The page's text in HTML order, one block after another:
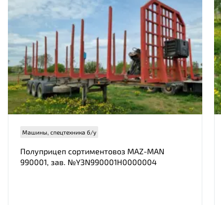
Машины, спецтехника б/у
Полуприцеп сортиментовоз MAZ-MAN
990001, зав. №Y3N990001H0000004
Нам важно Ваше мнение. Здесь Вы
можете отправить предложения о
совершенствовании работы сайта
Отправить
Заказ имущества
ФИО
E-mail
Номер телефона